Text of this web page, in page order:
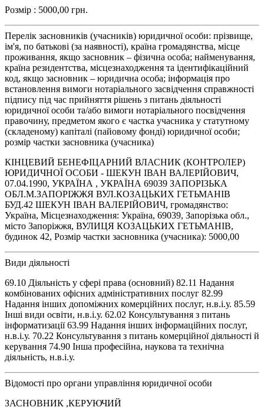
Розмір : 5000,00 грн.
Перелік засновників (учасників) юридичної особи: прізвище,
ім'я, по батькові (за наявності), країна громадянства, місце
проживання, якщо засновник – фізична особа; найменування,
країна резидентства, місцезнаходження та ідентифікаційний
код, якщо засновник – юридична особа; інформація про
встановлення вимоги нотаріального засвідчення справжності
підпису під час прийняття рішень з питань діяльності
юридичної особи та/або вимоги нотаріального посвідчення
правочину, предметом якого є частка учасника у статутному
(складеному) капіталі (пайовому фонді) юридичної особи;
розмір частки засновника (учасника)
КІНЦЕВИЙ БЕНЕФІЦАРНИЙ ВЛАСНИК (КОНТРОЛЕР)
ЮРИДИЧНОЇ ОСОБИ - ШЕКУН ІВАН ВАЛЕРІЙОВИЧ,
07.04.1990, УКРАЇНА , УКРАЇНА 69039 ЗАПОРІЗЬКА
ОБЛ.М.ЗАПОРІЖЖЯ ВУЛ.КОЗАЦЬКИХ ГЕТЬМАНІВ
БУД.42 ШЕКУН ІВАН ВАЛЕРІЙОВИЧ, громадянство:
Україна, Місцезнаходження: Україна, 69039, Запорізька обл.,
місто Запоріжжя, ВУЛИЦЯ КОЗАЦЬКИХ ГЕТЬМАНІВ,
будинок 42, Розмір частки засновника (учасника): 5000,00
Види діяльності
69.10 Діяльність у сфері права (основний) 82.11 Надання
комбінованих офісних адміністративних послуг 82.99
Надання інших допоміжних комерційних послуг, н.в.і.у. 85.59
Інші види освіти, н.в.і.у. 62.02 Консультування з питань
інформатизації 63.99 Надання інших інформаційних послуг,
н.в.і.у. 70.22 Консультування з питань комерційної діяльності й
керування 74.90 Інша професійна, наукова та технічна
діяльність, н.в.і.у.
Відомості про органи управління юридичної особи
ЗАСНОВНИК ,КЕРУЮЧИЙ